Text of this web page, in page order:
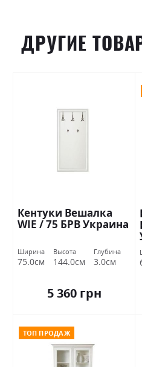
ДРУГИЕ
Кентуки Вешалка
WIE / 75 БРВ Украина
Ширина
75.0см
Высота
144.0см
Глубина
3.0см
5 360 грн
ТОП ПРОДАЖ